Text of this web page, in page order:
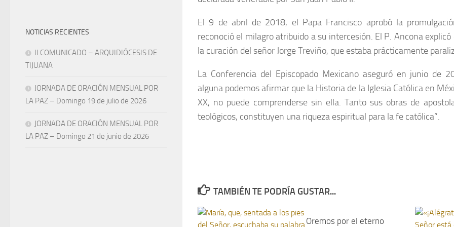
El 9 de abril de 2018, el Papa Francisco aprobó la
reconoció el milagro atribuido a su intercesión. El P. Ancona explicó
la curación del señor Jorge Treviño, que estaba prácticamente
La Conferencia del Episcopado Mexicano aseguró en junio de
alguna podemos afirmar que la Historia de la Iglesia Católica en
XX, no puede comprenderse sin ella. Tanto sus obras de
teológicos, constituyen una riqueza espiritual para la fe católica”.
TAMBIÉN TE PODRÍA GUSTAR...
Oremos por el eterno
NOTICIAS RECIENTES
II COMUNICADO – ARQUIDIÓCESIS DE
TIJUANA
JORNADA DE ORACIÓN MENSUAL POR
LA PAZ – Domingo 19 de julio de 2026
JORNADA DE ORACIÓN MENSUAL POR
LA PAZ – Domingo 21 de junio de 2026